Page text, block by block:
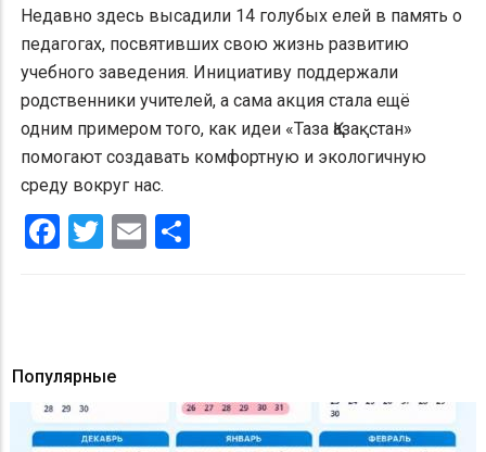
Недавно здесь высадили 14 голубых елей в память о
педагогах, посвятивших свою жизнь развитию
учебного заведения. Инициативу поддержали
родственники учителей, а сама акция стала ещё
одним примером того, как идеи «Таза Қазақстан»
помогают создавать комфортную и экологичную
среду вокруг нас.
Facebook
Twitter
Email
Популярные